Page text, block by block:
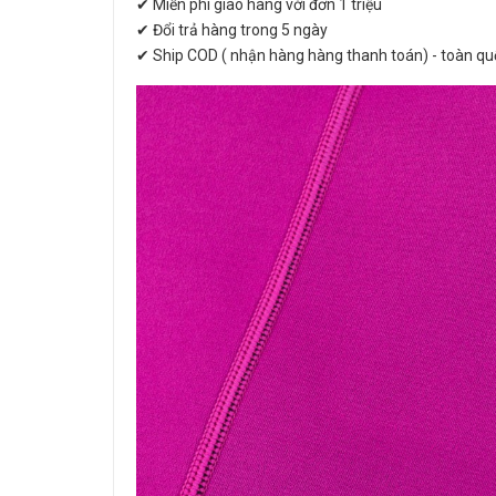
✔ Miễn phí giao hàng với đơn 1 triệu
✔ Đổi trả hàng trong 5 ngày
✔ Ship COD ( nhận hàng hàng thanh toán) - toàn